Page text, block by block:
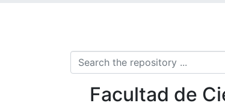
Facultad de